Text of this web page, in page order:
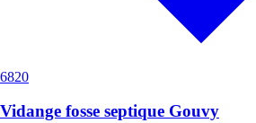
6820
Vidange fosse septique Gouvy